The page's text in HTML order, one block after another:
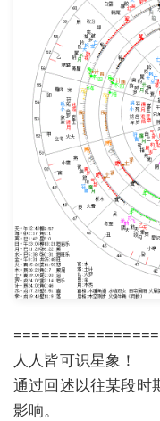
人人皆可识星象！
通过回述以往某段时
影响。